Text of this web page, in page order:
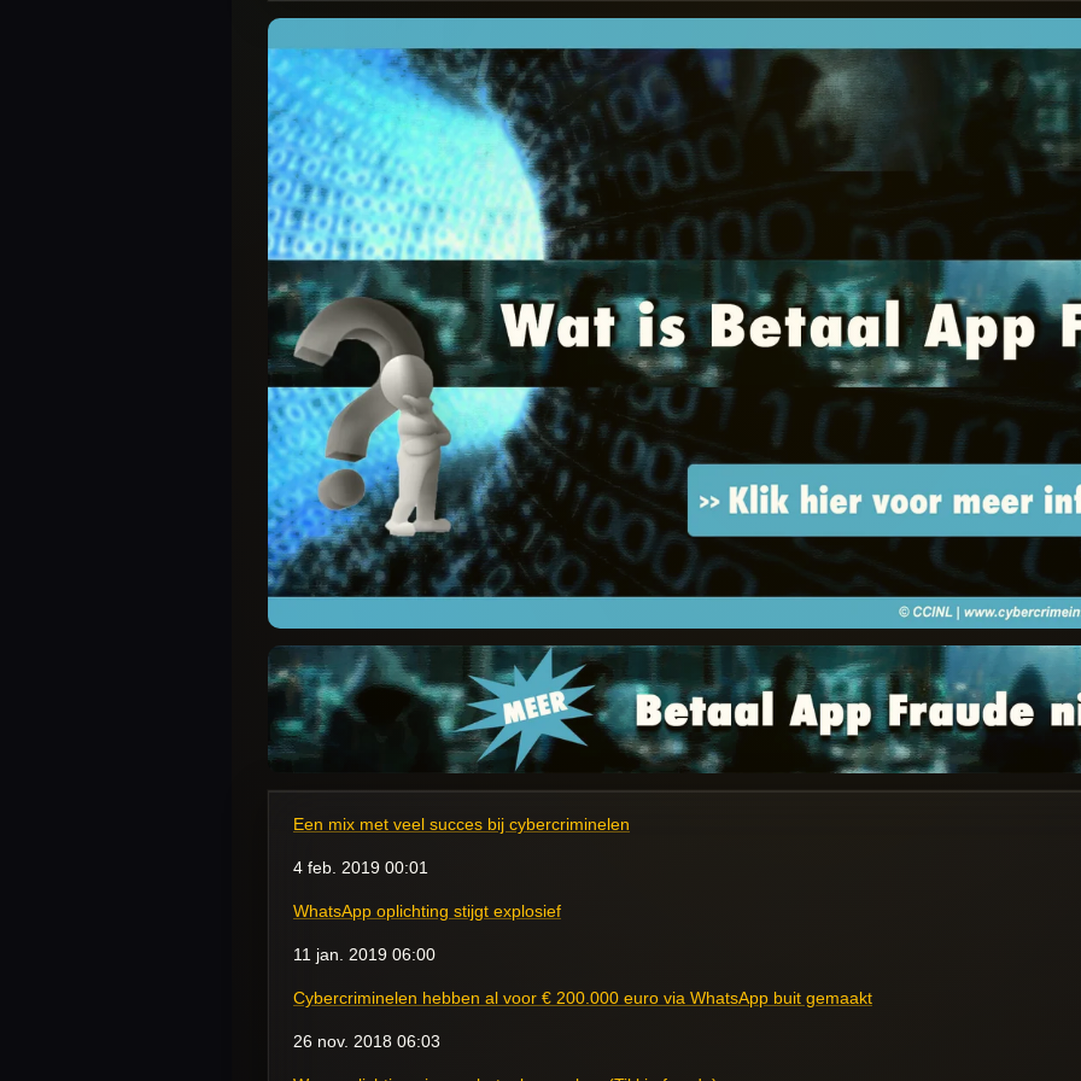
Een mix met veel succes bij cybercriminelen
4 feb. 2019 00:01
WhatsApp oplichting stijgt explosief
11 jan. 2019 06:00
Cybercriminelen hebben al voor € 200.000 euro via WhatsApp buit gemaakt
26 nov. 2018 06:03